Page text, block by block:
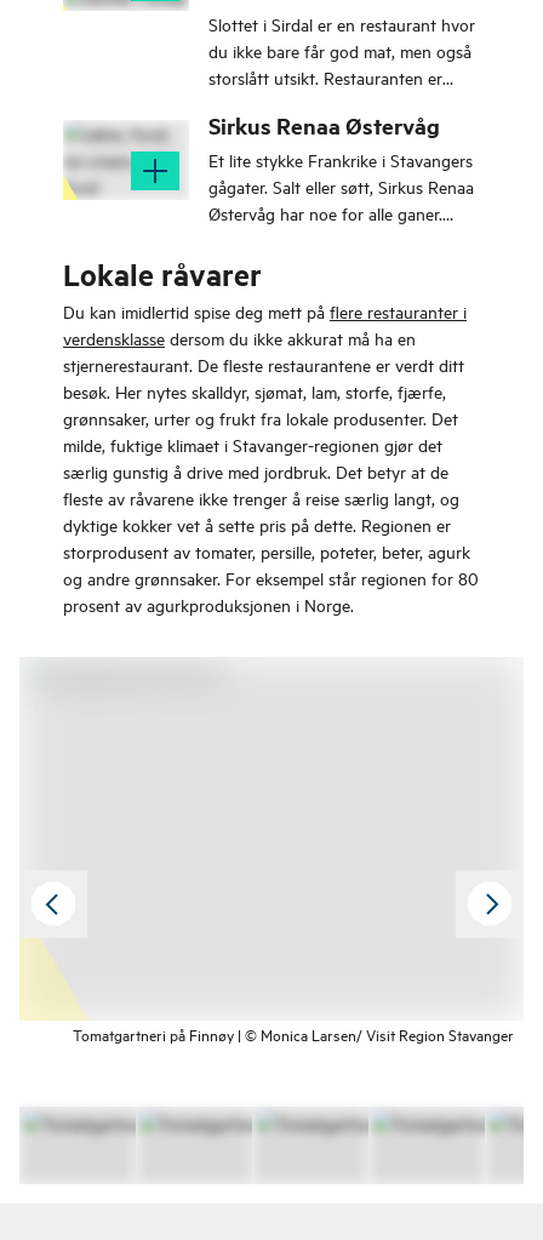
Slottet i Sirdal er en restaurant hvor
du ikke bare får god mat, men også
storslått utsikt. Restauranten er
samme navn; Slottet.
Sirkus Renaa Østervåg
Et lite stykke Frankrike i Stavangers
gågater. Salt eller søtt, Sirkus Renaa
Østervåg har noe for alle ganer.
Stavanger.
Lokale råvarer
Du kan imidlertid spise deg mett på flere restauranter i
verdensklasse dersom du ikke akkurat må ha en
stjernerestaurant. De fleste restaurantene er verdt ditt
besøk. Her nytes skalldyr, sjømat, lam, storfe, fjærfe,
grønnsaker, urter og frukt fra lokale produsenter. Det
milde, fuktige klimaet i Stavanger-regionen gjør det
særlig gunstig å drive med jordbruk. Det betyr at de
fleste av råvarene ikke trenger å reise særlig langt, og
dyktige kokker vet å sette pris på dette. Regionen er
storprodusent av tomater, persille, poteter, beter, agurk
og andre grønnsaker. For eksempel står regionen for 80
prosent av agurkproduksjonen i Norge.
Tomatgartneri på Finnøy | © Monica Larsen/ Visit Region Stavanger